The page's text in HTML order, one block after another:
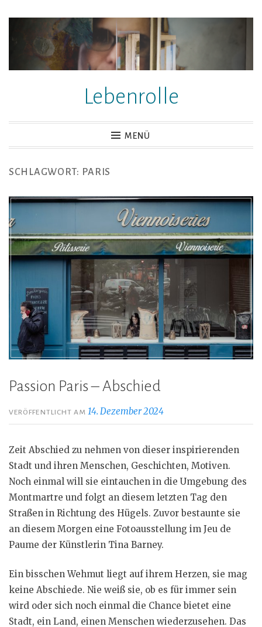
springen
Lebenrolle
MENÜ
SCHLAGWORT: PARIS
Passion Paris – Abschied
VERÖFFENTLICHT AM14. Dezember 2024
Zeit Abschied zu nehmen von dieser inspirierenden
Stadt und ihren Menschen, Geschichten, Motiven.
Noch einmal will sie eintauchen in die Umgebung des
Montmartre und folgt an diesem letzten Tag den
Straßen in Richtung des Hügels. Zuvor bestaunte sie
an diesem Morgen eine Fotoausstellung im Jeu de
Paume der Künstlerin Tina Barney.
Ein bisschen Wehmut liegt auf ihrem Herzen, sie mag
keine Abschiede. Nie weiß sie, ob es für immer sein
wird oder sich noch einmal die Chance bietet eine
Stadt, ein Land, einen Menschen wiederzusehen. Das